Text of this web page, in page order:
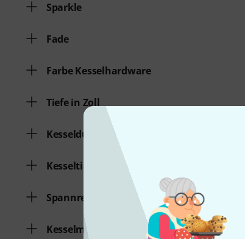
Sparkle
Fade
Farbe Kesselhardware
Tiefe in Zoll
Kesseldurchmesser
Kesseltiefe
Spannreifen
Kesselmaterial